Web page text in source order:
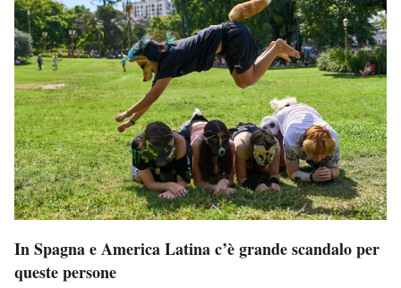
In Spagna e America Latina c’è grande scandalo per
queste persone